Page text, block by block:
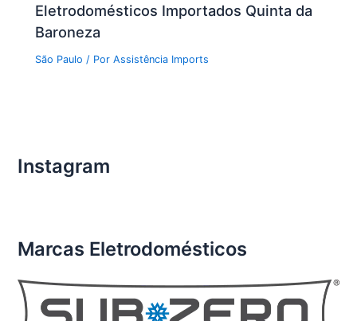
Eletrodomésticos Importados Quinta da
Baroneza
São Paulo / PorAssistência Imports
Instagram
Marcas Eletrodomésticos